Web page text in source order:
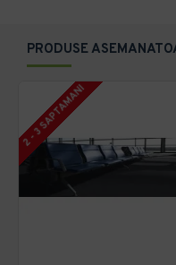
PRODUSE
2 - 3 SAPTAMANI